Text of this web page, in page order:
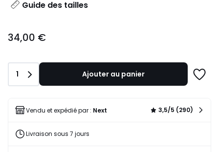
Guide des tailles
€.
34,00 €
Quantité
1 Ajouter au panier
liste
Vendu et expédié par : Next 3,5/5 (290)
Livraison sous 7 jours